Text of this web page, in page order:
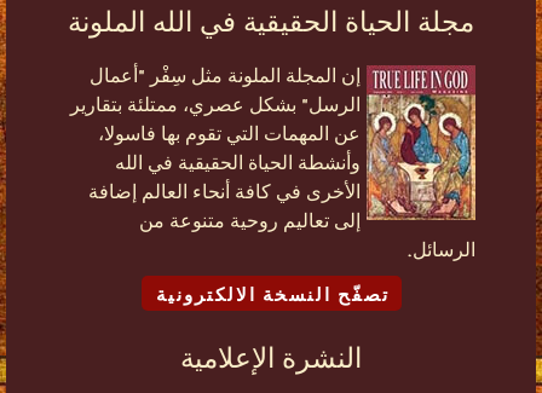
مجلة الحياة الحقيقية في الله الملونة
إن المجلة الملونة مثل سِفْر "أعمال
الرسل" بشكل عصري، ممتلئة بتقارير
عن المهمات التي تقوم بها فاسولا،
وأنشطة الحياة الحقيقية في الله
الأخرى في كافة أنحاء العالم إضافة
إلى تعاليم روحية متنوعة من
الرسائل.
تصفّح النسخة الالكترونية
النشرة الإعلامية